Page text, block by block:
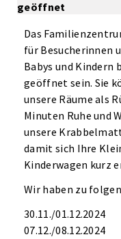
geöffnet
Das
für Besucherinnen
Babys und
geöffnet sein. Sie
unsere Räume als
Minuten Ruhe und
unsere
damit sich Ihre
Kinderwagen kurz
Wir haben zu
30.11./01.12.2024
07.12./08.12.2024